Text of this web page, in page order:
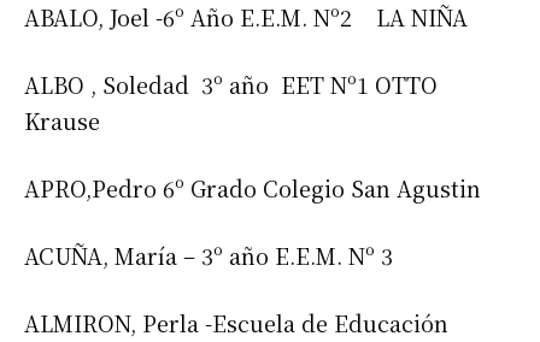
ABALO, Joel -6º Año E.E.M. Nº2 LA NIÑA
ALBO , Soledad 3º año EET Nº1 OTTO
Krause
APRO,Pedro 6º Grado Colegio San Agustin
ACUÑA, María – 3º año E.E.M. Nº 3
ALMIRON, Perla -Escuela de Educación